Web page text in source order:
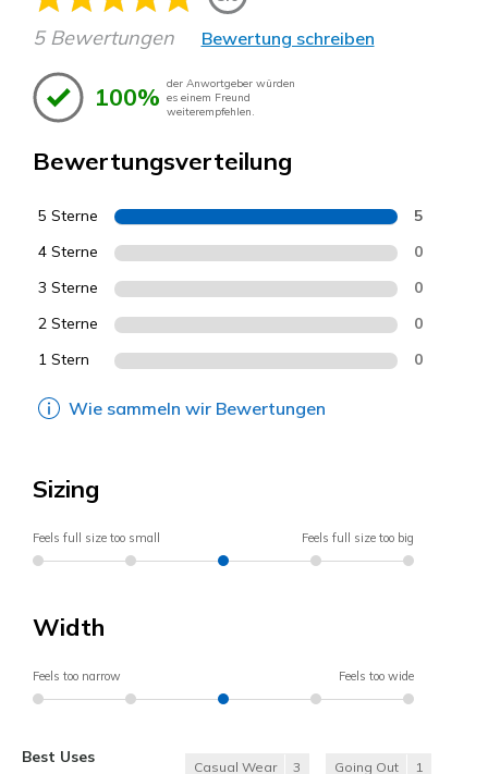
5 Bewertungen Bewertung schreiben
100% der Anwortgeber würden
es einem Freund
weiterempfehlen.
Bewertungsverteilung
5 Sterne 5
4 Sterne 0
3 Sterne 0
2 Sterne 0
1 Stern 0
Wie sammeln wir Bewertungen
Sizing
Feels full size too small Feels full size too big
Width
Feels too narrow Feels too wide
Best Uses
Casual Wear 3 Going Out 1